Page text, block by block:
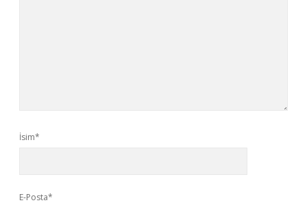
İsim*
E-Posta*